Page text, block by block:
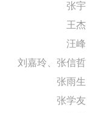
张宇
王杰
汪峰
刘嘉玲、张信哲
张雨生
张学友